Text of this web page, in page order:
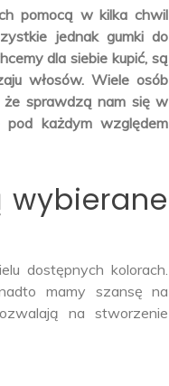
pomocą w kilka chwil
jednak gumki do
dla siebie kupić, są
włosów. Wiele osób
że sprawdzą nam się w
każdym względem
wybierane
dostępnych kolorach.
mamy szansę na
na stworzenie